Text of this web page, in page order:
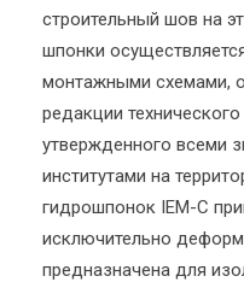
строительный шов на
шпонки
монтажными схемами,
редакции
утвержденного всеми
институтами на
гидрошпонок IEM-C
исключительно
предназначена для